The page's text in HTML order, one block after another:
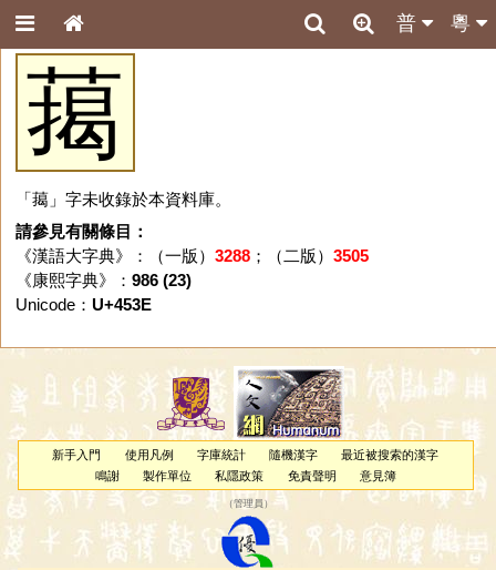
粵
普
䔾
「䔾」字未收錄於本資料庫。
請參見有關條目：
《漢語大字典》：（一版） 3288；（二版） 3505
《康熙字典》： 986 (23)
Unicode： U+453E
新手入門 使用凡例 字庫統計 隨機漢字
最近被搜索的漢字
鳴謝
製作單位 私隱政策 免責聲明 意見簿
（管理員 ）